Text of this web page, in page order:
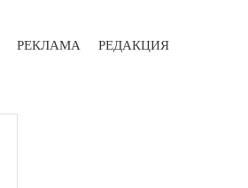
РЕКЛАМА РЕДАКЦИЯ